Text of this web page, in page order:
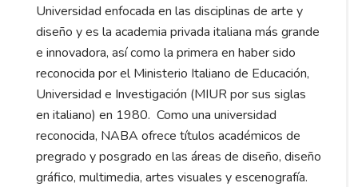
Universidad enfocada en las disciplinas de arte y
diseño y es la academia privada italiana más grande
e innovadora, así como la primera en haber sido
reconocida por el Ministerio Italiano de Educación,
Universidad e Investigación (MIUR por sus siglas
en italiano) en 1980. Como una universidad
reconocida, NABA ofrece títulos académicos de
pregrado y posgrado en las áreas de diseño, diseño
gráfico, multimedia, artes visuales y escenografía.